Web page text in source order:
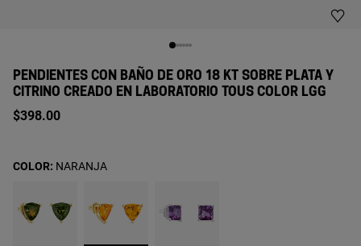
PENDIENTES CON BAÑO DE ORO 18 KT SOBRE PLATA Y
CITRINO CREADO EN LABORATORIO TOUS COLOR LGG
$398.00
COLOR: NARANJA